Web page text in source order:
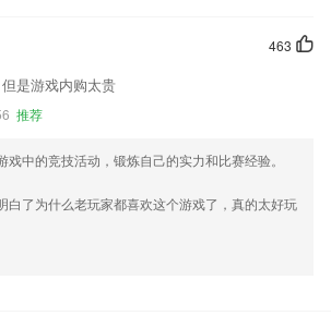
463
是游戏内购太贵
推荐
戏中的竞技活动，锻炼自己的实力和比赛经验。
白了为什么老玩家都喜欢这个游戏了，真的太好玩